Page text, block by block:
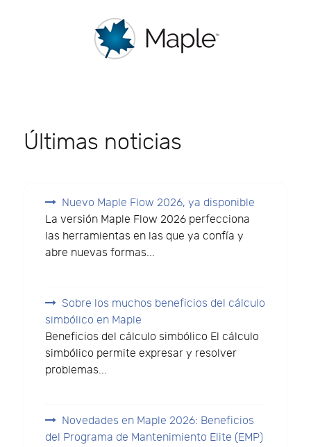
Últimas noticias
Nuevo Maple Flow 2026, ya disponible
La versión Maple Flow 2026 perfecciona
las herramientas en las que ya confía y
abre nuevas formas...
Sobre los muchos beneficios del cálculo
simbólico en Maple
Beneficios del cálculo simbólico El cálculo
simbólico permite expresar y resolver
problemas...
Novedades en Maple 2026: Beneficios
del Programa de Mantenimiento Elite (EMP)